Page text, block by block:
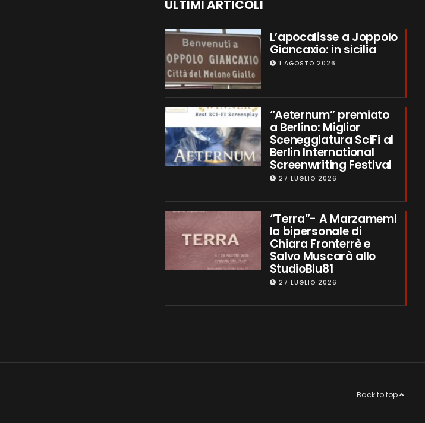
ULTIMI ARTICOLI
L’apocalisse a Joppolo
Giancaxio: in sicilia
1 AGOSTO 2026
“Aeternum” premiato
a Berlino: Miglior
Sceneggiatura SciFi al
Berlin International
Screenwriting Festival
27 LUGLIO 2026
“Terra”- A Marzamemi
la bipersonale di
Chiara Fronterrè e
Salvo Muscarà allo
StudioBlu81
27 LUGLIO 2026
Back to top